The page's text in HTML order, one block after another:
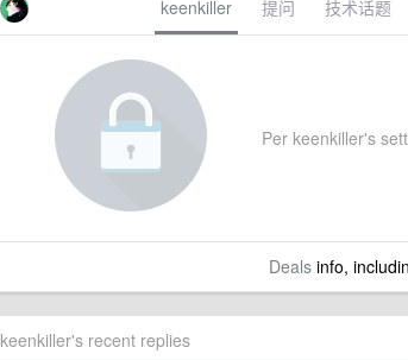
keenkiller 提问 技术话题
Per keenkiller's
Dealsinfo,
keenkiller's recent replies